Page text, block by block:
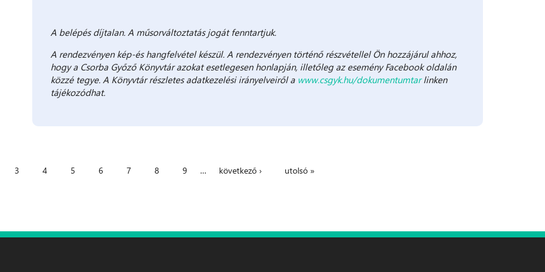
A belépés díjtalan. A műsorváltoztatás jogát fenntartjuk.
A rendezvényen kép-és hangfelvétel készül. A rendezvényen történő részvétellel Ön hozzájárul ahhoz,
hogy a Csorba Győző Könyvtár azokat esetlegesen honlapján, illetőleg az esemény Facebook oldalán
közzé tegye. A Könyvtár részletes adatkezelési irányelveiről a www.csgyk.hu/dokumentumtarlinken
tájékozódhat.
3 4 5 6 7 8 9 … következő › utolsó »